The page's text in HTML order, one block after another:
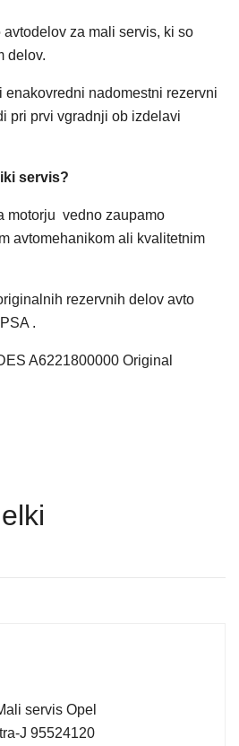
za mali servis, ki so
delov.
enakovredni nadomestni rezervni
pri prvi vgradnji ob izdelavi
servis?
motorju vedno zaupamo
avtomehanikom ali kvalitetnim
rezervnih delov avto
.
A6221800000 Original